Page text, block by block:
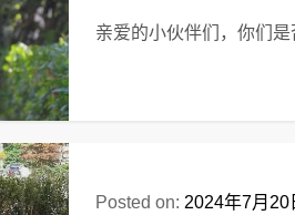
亲爱的小伙伴们，你们
Posted on: 2024年7月20